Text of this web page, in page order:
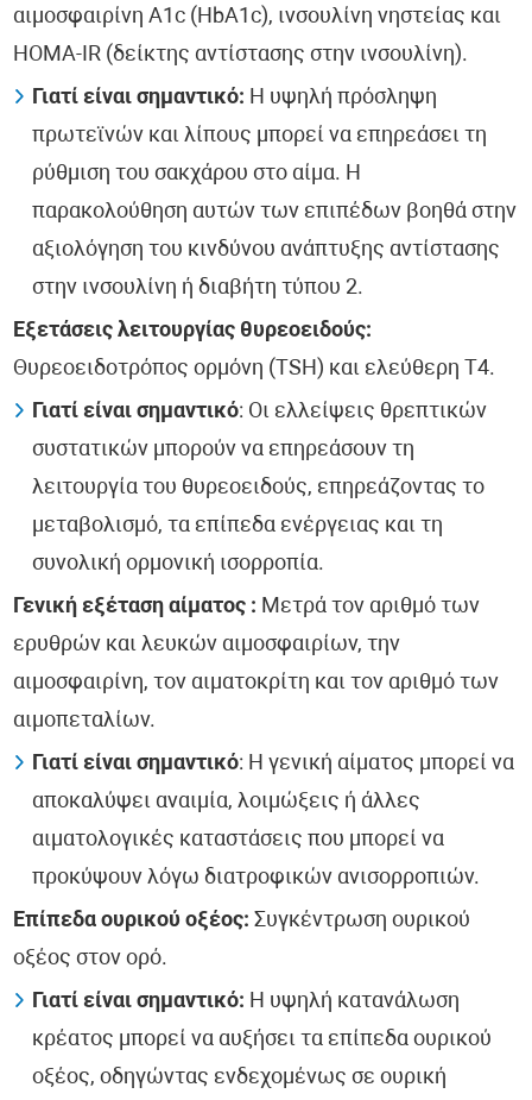
αιμοσφαιρίνη A1c (HbA1c), ινσουλίνη νηστείας και
HOMA-IR (δείκτης αντίστασης στην ινσουλίνη).
Γιατί είναι σημαντικό: Η υψηλή πρόσληψη
πρωτεϊνών και λίπους μπορεί να επηρεάσει τη
ρύθμιση του σακχάρου στο αίμα. Η
παρακολούθηση αυτών των επιπέδων βοηθά στην
αξιολόγηση του κινδύνου ανάπτυξης αντίστασης
στην ινσουλίνη ή διαβήτη τύπου 2.
Εξετάσεις λειτουργίας θυρεοειδούς:
Θυρεοειδοτρόπος ορμόνη (TSH) και ελεύθερη Τ4.
Γιατί είναι σημαντικό: Οι ελλείψεις θρεπτικών
συστατικών μπορούν να επηρεάσουν τη
λειτουργία του θυρεοειδούς, επηρεάζοντας το
μεταβολισμό, τα επίπεδα ενέργειας και τη
συνολική ορμονική ισορροπία.
Γενική εξέταση αίματος : Μετρά τον αριθμό των
ερυθρών και λευκών αιμοσφαιρίων, την
αιμοσφαιρίνη, τον αιματοκρίτη και τον αριθμό των
αιμοπεταλίων.
Γιατί είναι σημαντικό: Η γενική αίματος μπορεί να
αποκαλύψει αναιμία, λοιμώξεις ή άλλες
αιματολογικές καταστάσεις που μπορεί να
προκύψουν λόγω διατροφικών ανισορροπιών.
Επίπεδα ουρικού οξέος:Συγκέντρωση ουρικού
οξέος στον ορό.
Γιατί είναι σημαντικό: Η υψηλή κατανάλωση
κρέατος μπορεί να αυξήσει τα επίπεδα ουρικού
οξέος, οδηγώντας ενδεχομένως σε ουρική